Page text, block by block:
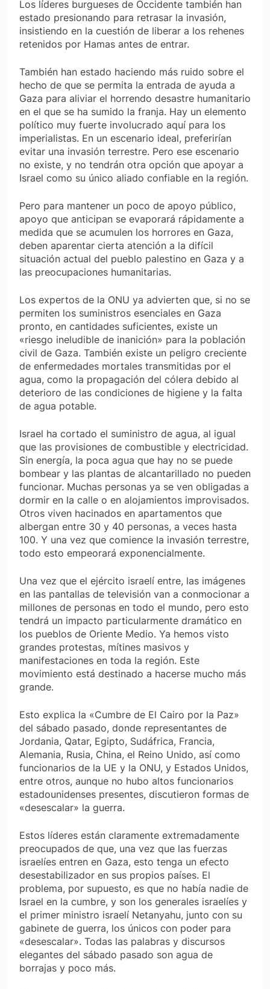
Los líderes burgueses de Occidente también han
estado presionando para retrasar la invasión,
insistiendo en la cuestión de liberar a los rehenes
retenidos por Hamas antes de entrar.
También han estado haciendo más ruido sobre el
hecho de que se permita la entrada de ayuda a
Gaza para aliviar el horrendo desastre humanitario
en el que se ha sumido la franja. Hay un elemento
político muy fuerte involucrado aquí para los
imperialistas. En un escenario ideal, preferirían
evitar una invasión terrestre. Pero ese escenario
no existe, y no tendrán otra opción que apoyar a
Israel como su único aliado confiable en la región.
Pero para mantener un poco de apoyo público,
apoyo que anticipan se evaporará rápidamente a
medida que se acumulen los horrores en Gaza,
deben aparentar cierta atención a la difícil
situación actual del pueblo palestino en Gaza y a
las preocupaciones humanitarias.
Los expertos de la ONU ya advierten que, si no se
permiten los suministros esenciales en Gaza
pronto, en cantidades suficientes, existe un
«riesgo ineludible de inanición» para la población
civil de Gaza. También existe un peligro creciente
de enfermedades mortales transmitidas por el
agua, como la propagación del cólera debido al
deterioro de las condiciones de higiene y la falta
de agua potable.
Israel ha cortado el suministro de agua, al igual
que las provisiones de combustible y electricidad.
Sin energía, la poca agua que hay no se puede
bombear y las plantas de alcantarillado no pueden
funcionar. Muchas personas ya se ven obligadas a
dormir en la calle o en alojamientos improvisados.
Otros viven hacinados en apartamentos que
albergan entre 30 y 40 personas, a veces hasta
100. Y una vez que comience la invasión terrestre,
todo esto empeorará exponencialmente.
Una vez que el ejército israelí entre, las imágenes
en las pantallas de televisión van a conmocionar a
millones de personas en todo el mundo, pero esto
tendrá un impacto particularmente dramático en
los pueblos de Oriente Medio. Ya hemos visto
grandes protestas, mítines masivos y
manifestaciones en toda la región. Este
movimiento está destinado a hacerse mucho más
grande.
Esto explica la «Cumbre de El Cairo por la Paz»
del sábado pasado, donde representantes de
Jordania, Qatar, Egipto, Sudáfrica, Francia,
Alemania, Rusia, China, el Reino Unido, así como
funcionarios de la UE y la ONU, y Estados Unidos,
entre otros, aunque no hubo altos funcionarios
estadounidenses presentes, discutieron formas de
«desescalar» la guerra.
Estos líderes están claramente extremadamente
preocupados de que, una vez que las fuerzas
israelíes entren en Gaza, esto tenga un efecto
desestabilizador en sus propios países. El
problema, por supuesto, es que no había nadie de
Israel en la cumbre, y son los generales israelíes y
el primer ministro israelí Netanyahu, junto con su
gabinete de guerra, los únicos con poder para
«desescalar». Todas las palabras y discursos
elegantes del sábado pasado son agua de
borrajas y poco más.